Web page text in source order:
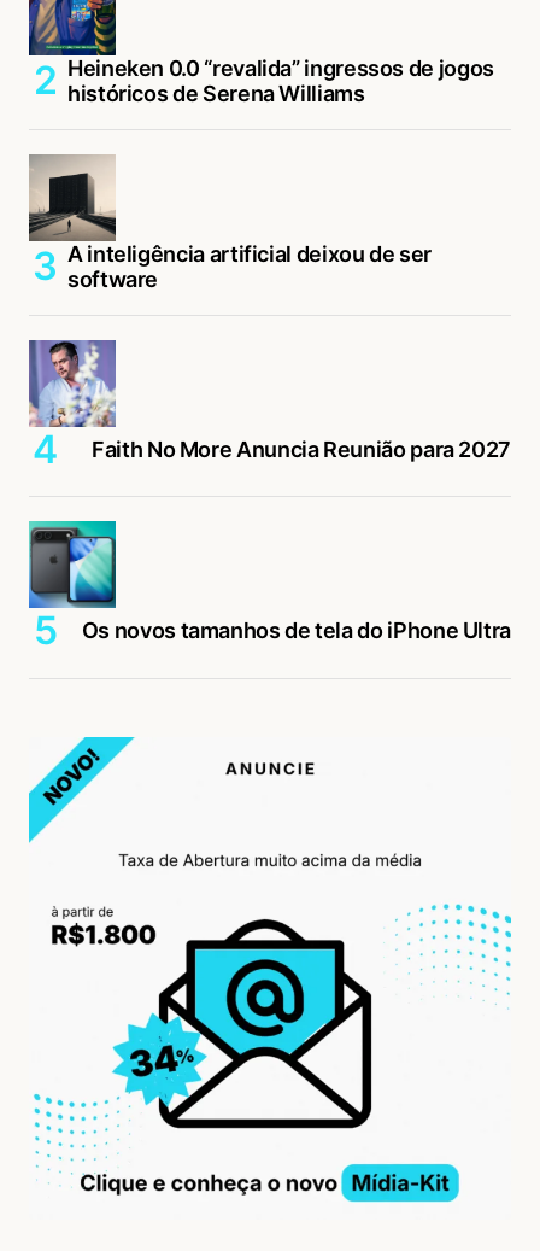
Heineken 0.0 “revalida” ingressos de jogos
históricos de Serena Williams
A inteligência artificial deixou de ser
software
Faith No More Anuncia Reunião para 2027
Os novos tamanhos de tela do iPhone Ultra